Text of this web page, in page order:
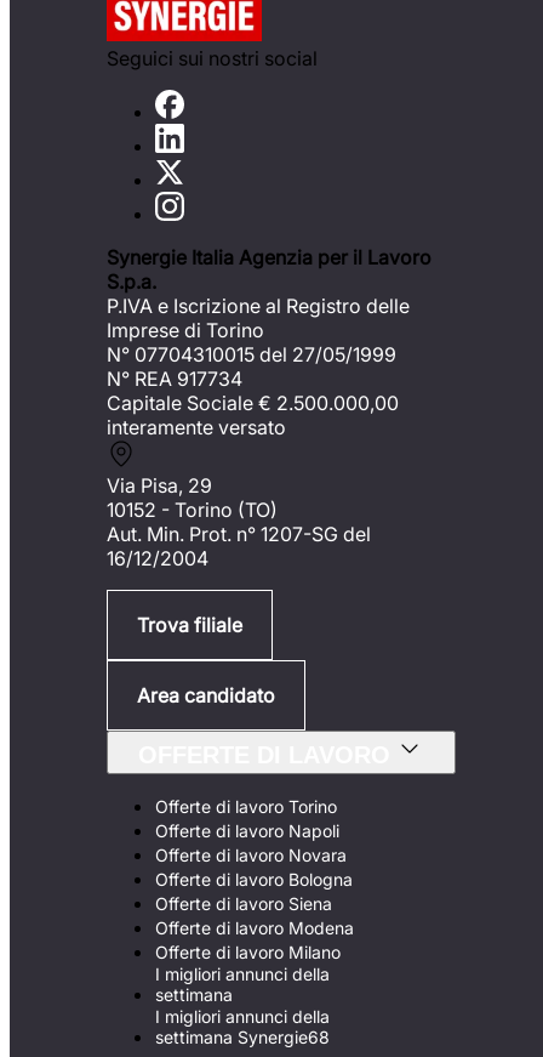
Seguici sui nostri social
Synergie Italia Agenzia per il Lavoro
S.p.a.
P.IVA e Iscrizione al Registro delle
Imprese di Torino
N° 07704310015 del 27/05/1999
N° REA 917734
Capitale Sociale € 2.500.000,00
interamente versato
Via Pisa, 29
10152 - Torino (TO)
Aut. Min. Prot. n° 1207-SG del
16/12/2004
Trova filiale
Area candidato
Offerte di lavoro Torino
Offerte di lavoro Napoli
Offerte di lavoro Novara
Offerte di lavoro Bologna
Offerte di lavoro Siena
Offerte di lavoro Modena
Offerte di lavoro Milano
I migliori annunci della
settimana
I migliori annunci della
settimana Synergie68